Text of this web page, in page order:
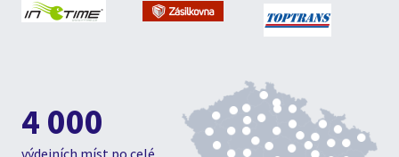
4 000
výdejních míst po celé